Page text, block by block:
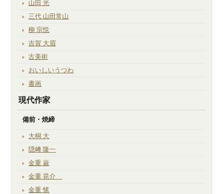
山田 光
三代 山田常山
柳 宗悦
吉賀 大眉
古美術
おいしいうつわ
書画
現代作家
備前・焼締
大桐 大
隠﨑 隆一
金重 巌
金重 晃介
金重 愫